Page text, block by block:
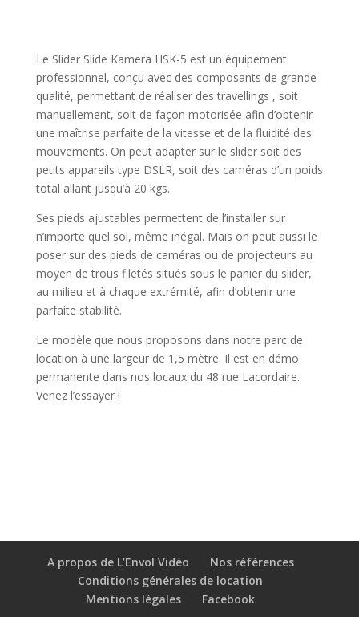
Le Slider Slide Kamera HSK-5 est un équipement
professionnel, conçu avec des composants de grande
qualité, permettant de réaliser des travellings , soit
manuellement, soit de façon motorisée afin d’obtenir
une maîtrise parfaite de la vitesse et de la fluidité des
mouvements. On peut adapter sur le slider soit des
petits appareils type DSLR, soit des caméras d’un poids
total allant jusqu’à 20 kgs.
Ses pieds ajustables permettent de l’installer sur
n’importe quel sol, même inégal. Mais on peut aussi le
poser sur des pieds de caméras ou de projecteurs au
moyen de trous filetés situés sous le panier du slider,
au milieu et à chaque extrémité, afin d’obtenir une
parfaite stabilité.
Le modèle que nous proposons dans notre parc de
location à une largeur de 1,5 mètre. Il est en démo
permanente dans nos locaux du 48 rue Lacordaire.
Venez l’essayer !
A propos de L’Envol Vidéo
Nos références
Conditions générales de location
Mentions légales
Facebook